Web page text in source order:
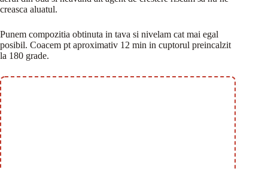
creasca aluatul.
Punem compozitia obtinuta in tava si nivelam cat mai egal
posibil. Coacem pt aproximativ 12 min in cuptorul preincalzit
la 180 grade.